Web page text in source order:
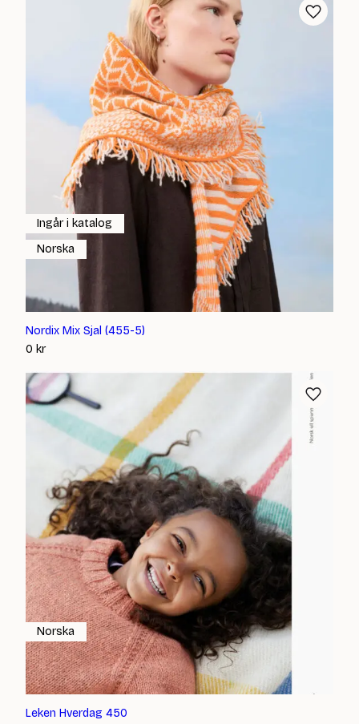
Nordix Mix Sjal (455-5)
0 kr
Ingår i katalog
Norska
Leken Hverdag 450
Norska